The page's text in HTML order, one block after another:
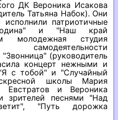
ДК Вероника Исакова
Татьяна Набок). Они
патриотичные
и "Наш край
молодежная студия
(руководитель
концерт нежными и
с тобой" и "Случайный
школы Мария
Евстратов и Вероника
зрителей песнями "Над
"Путь дорожка